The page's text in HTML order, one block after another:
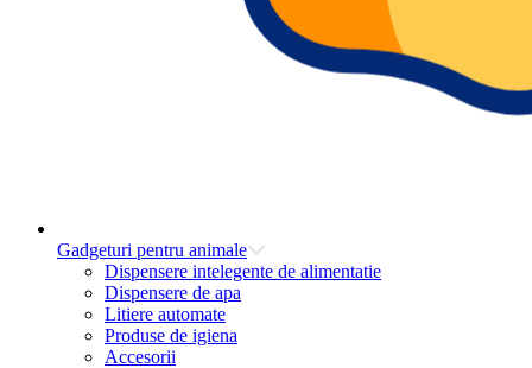
Gadgeturi pentru animale
Dispensere intelegente de alimentatie
Dispensere de apa
Litiere automate
Produse de igiena
Accesorii